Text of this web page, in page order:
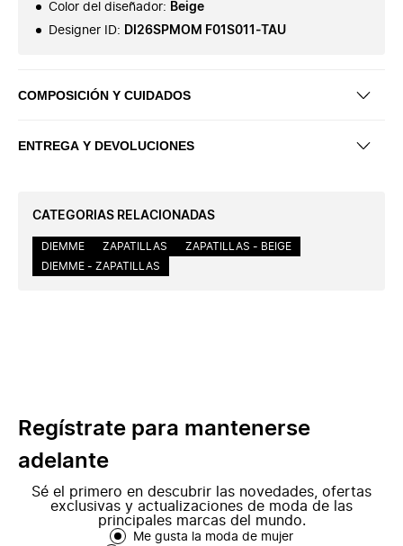
Color del diseñador: Beige
Designer ID: DI26SPMOM F01S011-TAU
COMPOSICIÓN Y CUIDADOS
ENTREGA Y DEVOLUCIONES
CATEGORIAS RELACIONADAS
DIEMME ZAPATILLAS
ZAPATILLAS - BEIGE
DIEMME - ZAPATILLAS
Regístrate para mantenerse
adelante
Sé el primero en descubrir las novedades, ofertas
exclusivas y actualizaciones de moda de las
principales marcas del mundo.
Me gusta la moda de mujer